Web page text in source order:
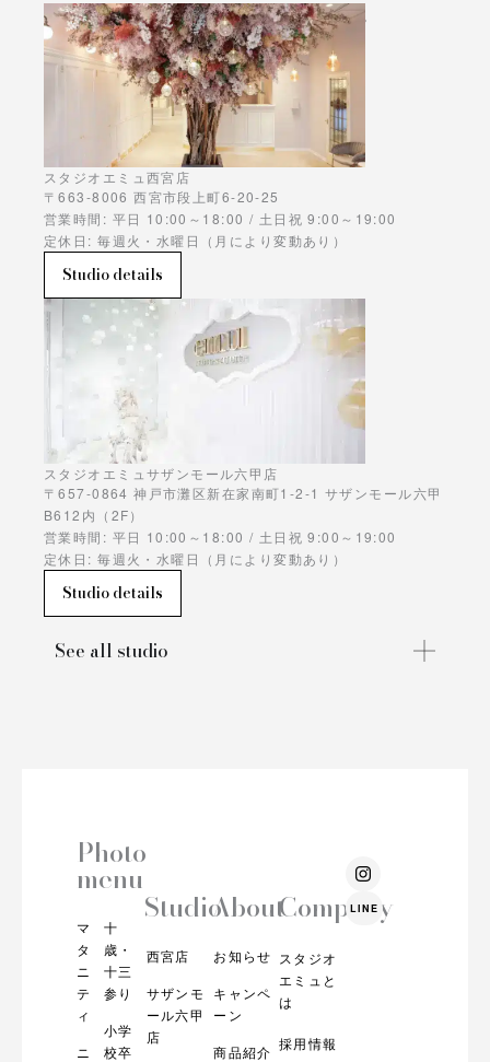
あなただけの物語をお楽しみください。
スタジオエミュ西宮店
〒663-8006 西宮市段上町6-20-25
営業時間: 平日 10:00～18:00 / 土日祝 9:00～19:00
定休日: 毎週火・水曜日（月により変動あり）
Studio details
スタジオエミュサザンモール六甲店
〒657-0864 神戸市灘区新在家南町1-2-1 サザンモール六甲
B612内（2F）
営業時間: 平日 10:00～18:00 / 土日祝 9:00～19:00
定休日: 毎週火・水曜日（月により変動あり）
Studio details
See all studio
Photo
menu
マ
タ
ニ
テ
ィ
ニ
十
歳・
十三
参り
小学
校卒
Studio
西宮店
サザンモ
ール六甲
店
About
お知らせ
キャンペ
ーン
商品紹介
Company
スタジオ
エミュと
は
採用情報
I
n
t
LINE